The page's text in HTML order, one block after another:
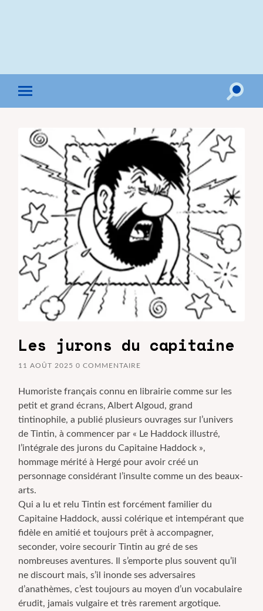
mobile
Toggle
Les jurons du capitaine
11 AOÛT 2025 0 COMMENTAIRE
Humoriste français connu en librairie comme sur les
petit et grand écrans, Albert Algoud, grand
tintinophile, a publié plusieurs ouvrages sur l’univers
de Tintin, à commencer par « Le Haddock illustré,
l’intégrale des jurons du Capitaine Haddock »,
hommage mérité à Hergé pour avoir créé un
personnage considérant l’insulte comme un des beaux-
arts.
Qui a lu et relu Tintin est forcément familier du
Capitaine Haddock, aussi colérique et intempérant que
fidèle en amitié et toujours prêt à accompagner,
seconder, voire secourir Tintin au gré de ses
nombreuses aventures. Il s’emporte plus souvent qu’il
ne discourt mais, s’il inonde ses adversaires
d’anathèmes, c’est toujours au moyen d’un vocabulaire
érudit, jamais vulgaire et très rarement argotique.